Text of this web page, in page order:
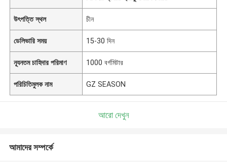
উৎপত্তি স্থল চীন
ডেলিভারি সময় 15-30 দিন
ন্যূনতম চাহিদার পরিমাণ 1000 বর্গমিটার
পরিচিতিমুলক নাম GZ SEASON
আরো দেখুন
আমাদের সম্পর্কে